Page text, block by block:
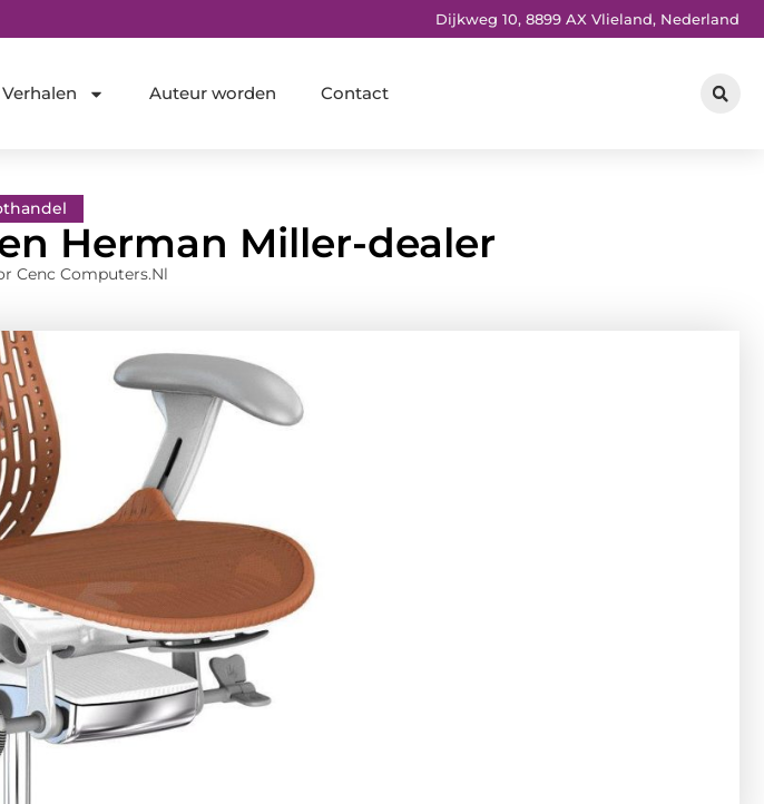
Dijkweg 10, 8899 AX Vlieland, Nederland
Auteur worden Contact
Herman Miller-dealer
Cenc Computers.nl